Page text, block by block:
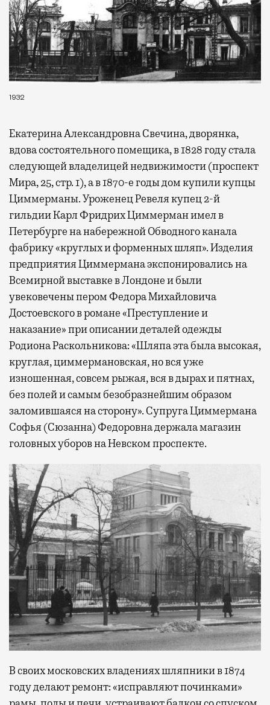
Лаунжи доступны на Ленинградском,
Павелецком, Казанском, Ярославском
и Курском вокзалах.Попасть в бизнес-залы
могут держатели карт Mir Supreme. Причем
не только в столице. Всего доступно более
1000 бизнес-залов по всему миру.
1932
Екатерина Александровна Свечина, дворянка,
вдова состоятельного помещика, в 1828 году стала
следующей владелицей недвижимости (проспект
Мира, 25, стр. 1), а в 1870-е годы дом купили купцы
Циммерманы. Уроженец Ревеля купец 2-й
гильдии Карл Фридрих Циммерман имел в
Петербурге на набережной Обводного канала
фабрику «круглых и форменных шляп». Изделия
предприятия Циммермана экспонировались на
Всемирной выставке в Лондоне и были
увековечены пером Федора Михайловича
Достоевского в романе «Преступление и
наказание» при описании деталей одежды
Родиона Раскольникова: «Шляпа эта была высокая,
круглая, циммермановская, но вся уже
изношенная, совсем рыжая, вся в дырах и пятнах,
без полей и самым безобразнейшим образом
заломившаяся на сторону». Супруга Циммермана
Софья (Сюзанна) Федоровна держала магазин
головных уборов на Невском проспекте.
В своих московских владениях шляпники в 1874
году делают ремонт: «исправляют починками»